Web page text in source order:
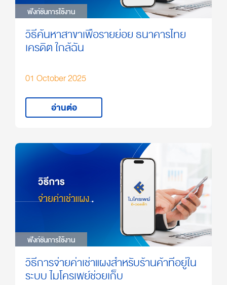
ฟังก์ชันการใช้งาน
ฟังก์ชันการใช้งาน
วิธีค้นหาสาขาเพื่อรายย่อย ธนาคารไทย
เครดิต ใกล้ฉัน
01 October 2025
อ่านต่อ
ฟังก์ชันการใช้งาน
ฟังก์ชันการใช้งาน
วิธีการจ่ายค่าเช่าแผงสำหรับร้านค้าที่อยู่ใน
ระบบ ไมโครเพย์ช่วยเก็บ